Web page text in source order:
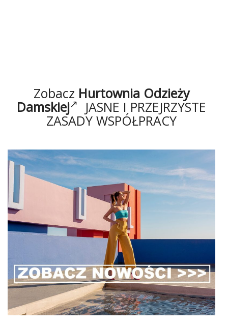
Zobacz Hurtownia Odzieży
Damskiej JASNE I PRZEJRZYSTE
ZASADY WSPÓŁPRACY